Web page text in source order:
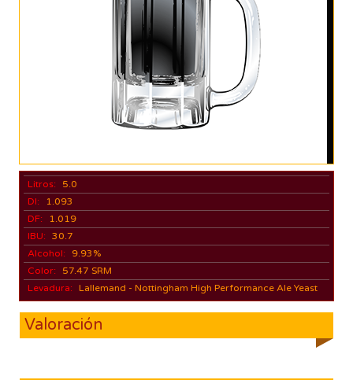
Litros:
5.0
DI:
1.093
DF:
1.019
IBU: 30.7
Alcohol:
9.93%
Color:
57.47 SRM
Levadura: Lallemand - Nottingham High Performance Ale Yeast
Valoración